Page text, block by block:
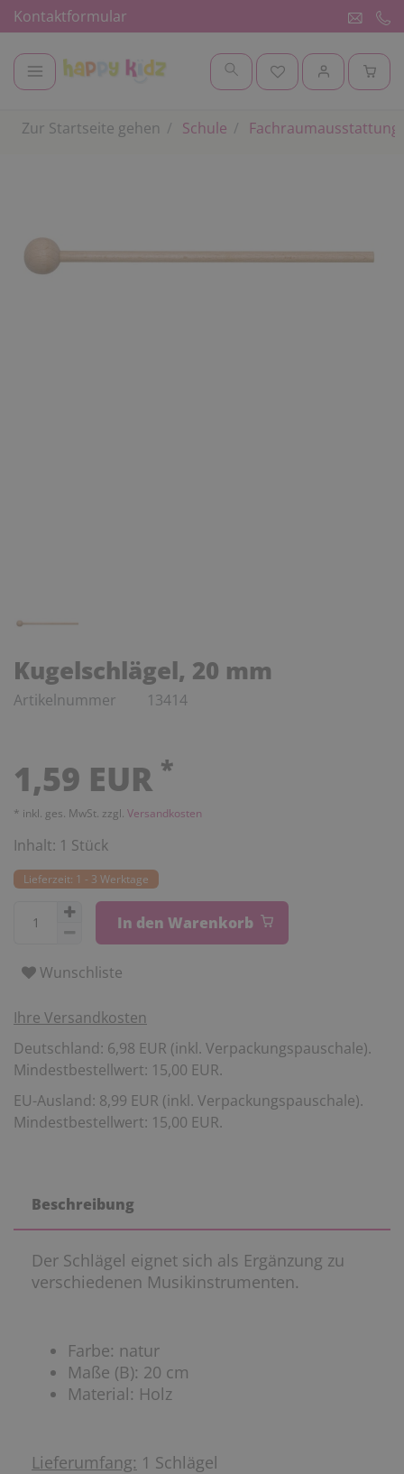
Kontaktformular
Zur Startseite gehen Schule Fachraumausstattung
Kugelschlägel, 20 mm
Artikelnummer 13414
1,59 EUR *
* inkl. ges. MwSt. zzgl. Versandkosten
Inhalt: 1 Stück
Lieferzeit: 1 - 3 Werktage
In den Warenkorb
Wunschliste
Ihre Versandkosten
Deutschland: 6,98 EUR (inkl. Verpackungspauschale).
Mindestbestellwert: 15,00 EUR.
EU-Ausland: 8,99 EUR (inkl. Verpackungspauschale).
Mindestbestellwert: 15,00 EUR.
Beschreibung
Der Schlägel eignet sich als Ergänzung zu
verschiedenen Musikinstrumenten.
Farbe: natur
Maße (B): 20 cm
Material: Holz
Lieferumfang: 1 Schlägel